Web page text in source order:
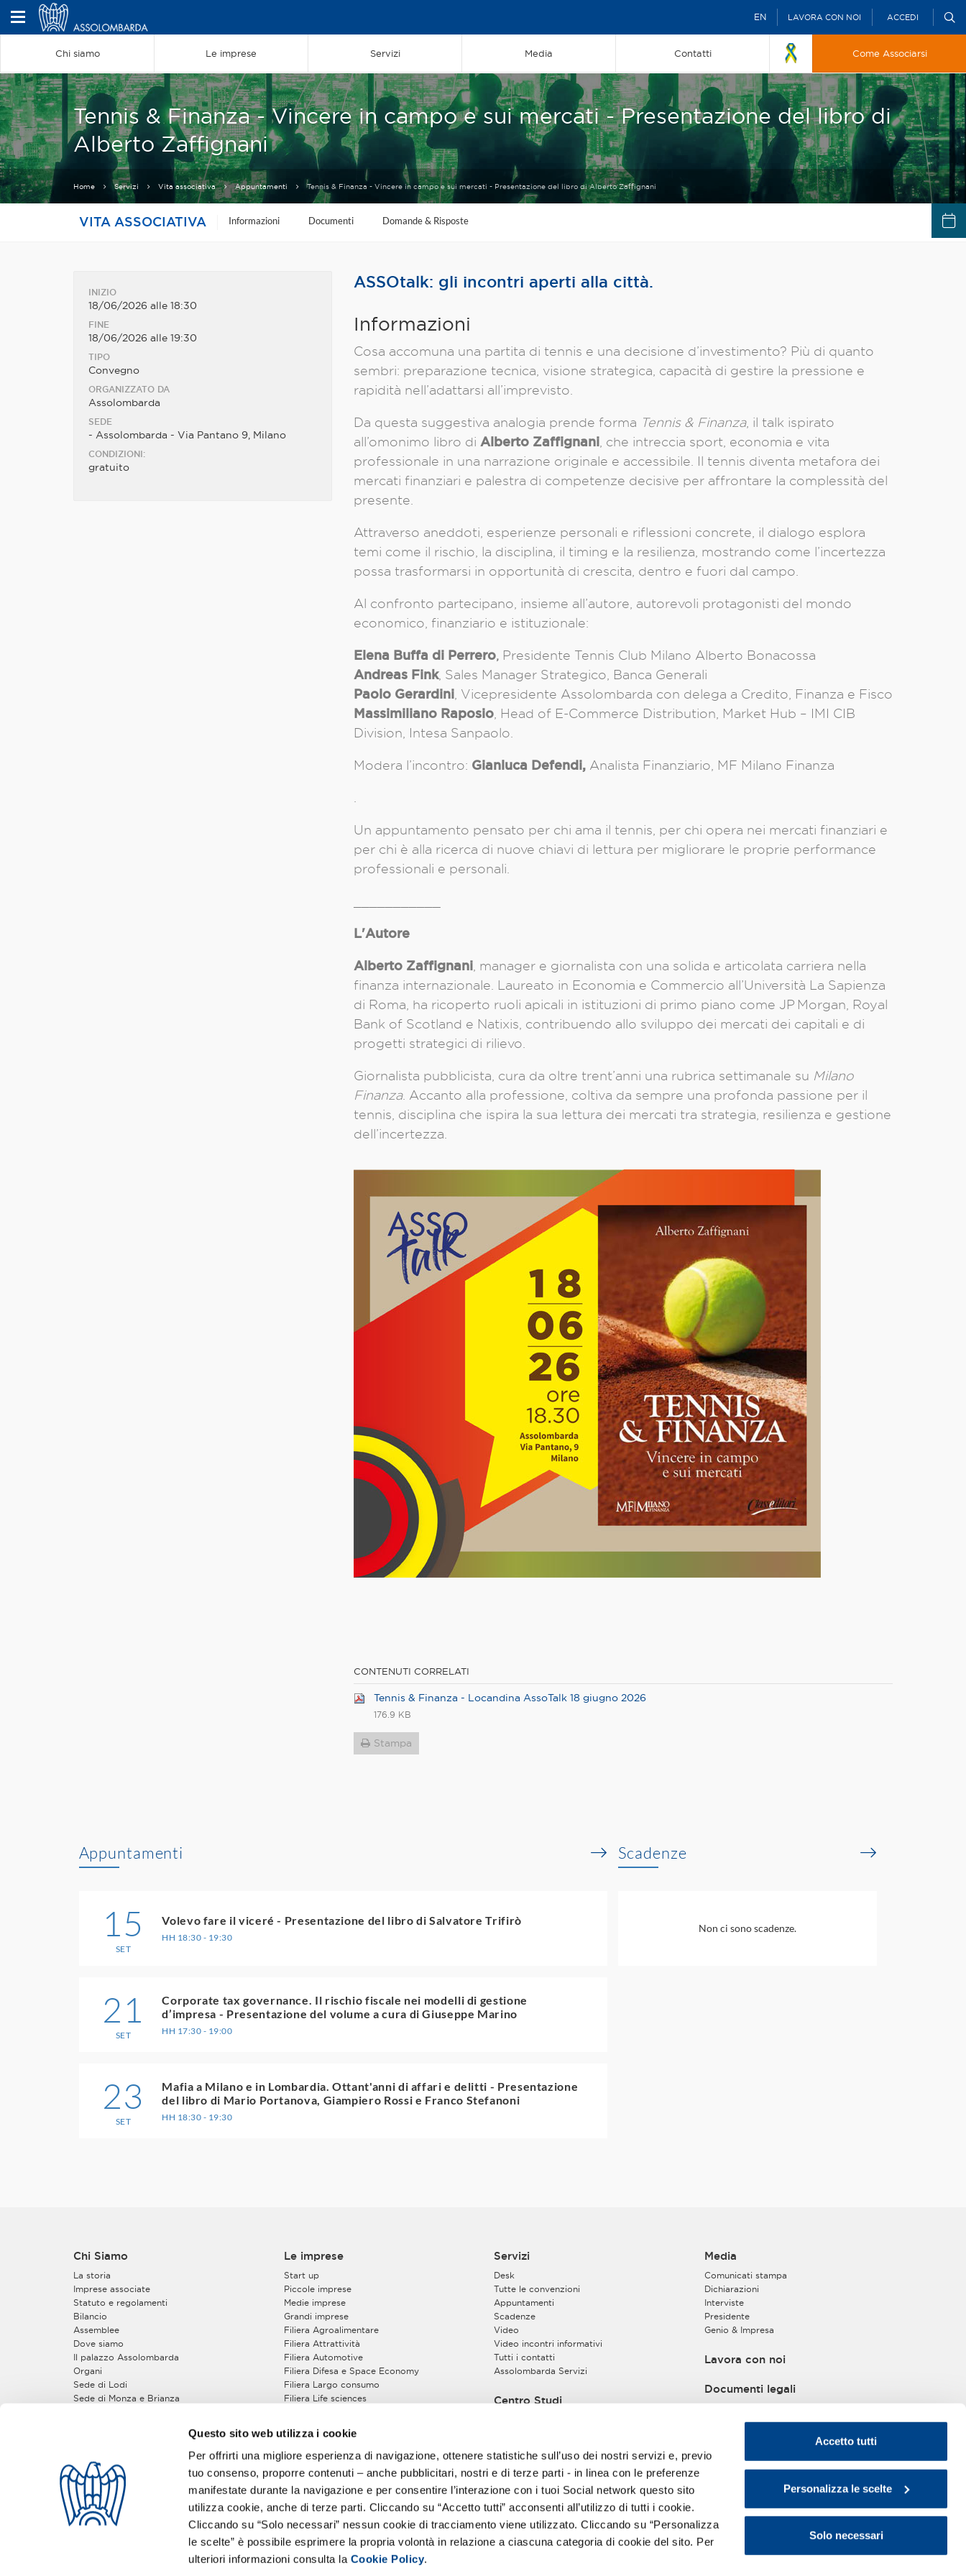
Questo sito web utilizza i cookie
Per offrirti una migliore esperienza di navigazione, ottenere statistiche sull’uso dei nostri servizi e, previo
tuo consenso, proporre contenuti – anche pubblicitari, nostri e di terze parti - in linea con le preferenze
manifestate durante la navigazione e per consentire l’interazione con i tuoi Social network questo sito
utilizza cookie, anche di terze parti. Cliccando su “Accetto tutti” acconsenti all’utilizzo di tutti i cookie.
Cliccando su “Solo necessari” nessun cookie di tracciamento viene utilizzato. Cliccando su “Personalizza
le scelte” è possibile esprimere la propria volontà in relazione a ciascuna categoria di cookie del sito. Per
ulteriori informazioni consulta la Cookie Policy.
Accetto tutti
Personalizza le scelte
Solo necessari
EN LAVORA CON NOI ACCEDI
Chi siamo Le imprese Servizi Media Contatti Come Associarsi
Tennis & Finanza - Vincere in campo e sui mercati - Presentazione del libro di
Alberto Zaffignani
Home Servizi Vita associativa Appuntamenti Tennis & Finanza - Vincere in campo e sui mercati - Presentazione del libro di Alberto Zaffignani
VITA ASSOCIATIVA Informazioni Documenti Domande & Risposte
INIZIO
18/06/2026 alle 18:30
FINE
18/06/2026 alle 19:30
TIPO
Convegno
ORGANIZZATO DA
Assolombarda
SEDE
- Assolombarda - Via Pantano 9, Milano
CONDIZIONI:
gratuito
ASSOtalk: gli incontri aperti alla città.
Informazioni
Cosa accomuna una partita di tennis e una decisione d’investimento? Più di quanto
sembri: preparazione tecnica, visione strategica, capacità di gestire la pressione e
rapidità nell’adattarsi all’imprevisto.
Da questa suggestiva analogia prende forma Tennis & Finanza, il talk ispirato
all’omonimo libro di Alberto Zaffignani , che intreccia sport, economia e vita
professionale in una narrazione originale e accessibile. Il tennis diventa metafora dei
mercati finanziari e palestra di competenze decisive per affrontare la complessità del
presente.
Attraverso aneddoti, esperienze personali e riflessioni concrete, il dialogo esplora
temi come il rischio, la disciplina, il timing e la resilienza, mostrando come l’incertezza
possa trasformarsi in opportunità di crescita, dentro e fuori dal campo.
Al confronto partecipano, insieme all’autore, autorevoli protagonisti del mondo
economico, finanziario e istituzionale:
Elena Buffa di Perrero, Presidente Tennis Club Milano Alberto Bonacossa
Andreas Fink, Sales Manager Strategico, Banca Generali
Paolo Gerardini , Vicepresidente Assolombarda con delega a Credito, Finanza e Fisco
Massimiliano Raposio , Head of E‑Commerce Distribution, Market Hub – IMI CIB
Division, Intesa Sanpaolo.
Modera l’incontro: Gianluca Defendi, Analista Finanziario, MF Milano Finanza
Un appuntamento pensato per chi ama il tennis, per chi opera nei mercati finanziari e
per chi è alla ricerca di nuove chiavi di lettura per migliorare le proprie performance
professionali e personali.
L'Autore
Alberto Zaffignani , manager e giornalista con una solida e articolata carriera nella
finanza internazionale. Laureato in Economia e Commercio all’Università La Sapienza
di Roma, ha ricoperto ruoli apicali in istituzioni di primo piano come JP Morgan, Royal
Bank of Scotland e Natixis, contribuendo allo sviluppo dei mercati dei capitali e di
progetti strategici di rilievo.
Giornalista pubblicista, cura da oltre trent’anni una rubrica settimanale su Milano
Finanza. Accanto alla professione, coltiva da sempre una profonda passione per il
tennis, disciplina che ispira la sua lettura dei mercati tra strategia, resilienza e gestione
dell’incertezza.
CONTENUTI CORRELATI
Tennis & Finanza - Locandina AssoTalk 18 giugno 2026
176.9 KB
Stampa
Appuntamenti
15
SET
Volevo fare il viceré - Presentazione del libro di Salvatore Trifirò
HH 18:30 - 19:30
21
SET
Corporate tax governance. Il rischio fiscale nei modelli di gestione
d’impresa - Presentazione del volume a cura di Giuseppe Marino
HH 17:30 - 19:00
23
SET
Mafia a Milano e in Lombardia. Ottant'anni di affari e delitti - Presentazione
del libro di Mario Portanova, Giampiero Rossi e Franco Stefanoni
HH 18:30 - 19:30
Scadenze
Non ci sono scadenze.
Chi Siamo
La storia
Imprese associate
Statuto e regolamenti
Bilancio
Assemblee
Dove siamo
Il palazzo Assolombarda
Organi
Sede di Lodi
Sede di Monza e Brianza
Gruppo Giovani Imprenditori
Gruppi Tecnici
Seguici sui social:
Le imprese
Start up
Piccole imprese
Medie imprese
Grandi imprese
Filiera Agroalimentare
Filiera Attrattività
Filiera Automotive
Filiera Difesa e Space Economy
Filiera Largo consumo
Filiera Life sciences
Come Associarsi
5 buoni motivi
Servizi
Desk
Tutte le convenzioni
Appuntamenti
Scadenze
Video
Video incontri informativi
Tutti i contatti
Assolombarda Servizi
Centro Studi
Media
Comunicati stampa
Dichiarazioni
Interviste
Presidente
Genio & Impresa
Lavora con noi
Documenti legali
Informativa privacy
Copyright
Policy di Approvvigionamento Sostenibile
Whistleblowing
Trasparenza Erogazioni Pubbliche - Legge
n.124/2017